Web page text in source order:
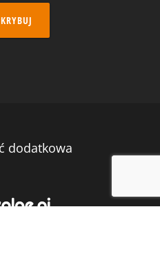
dodatkowa